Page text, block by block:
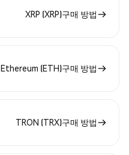
XRP (XRP)구매 방법
Ethereum (ETH)구매 방법
TRON (TRX)구매 방법